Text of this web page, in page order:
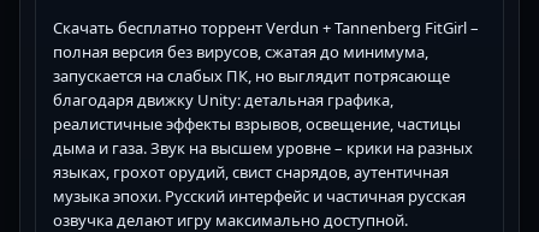
Скачать бесплатно торрент Verdun + Tannenberg FitGirl –
полная версия без вирусов, сжатая до минимума,
запускается на слабых ПК, но выглядит потрясающе
благодаря движку Unity: детальная графика,
реалистичные эффекты взрывов, освещение, частицы
дыма и газа. Звук на высшем уровне – крики на разных
языках, грохот орудий, свист снарядов, аутентичная
музыка эпохи. Русский интерфейс и частичная русская
озвучка делают игру максимально доступной.